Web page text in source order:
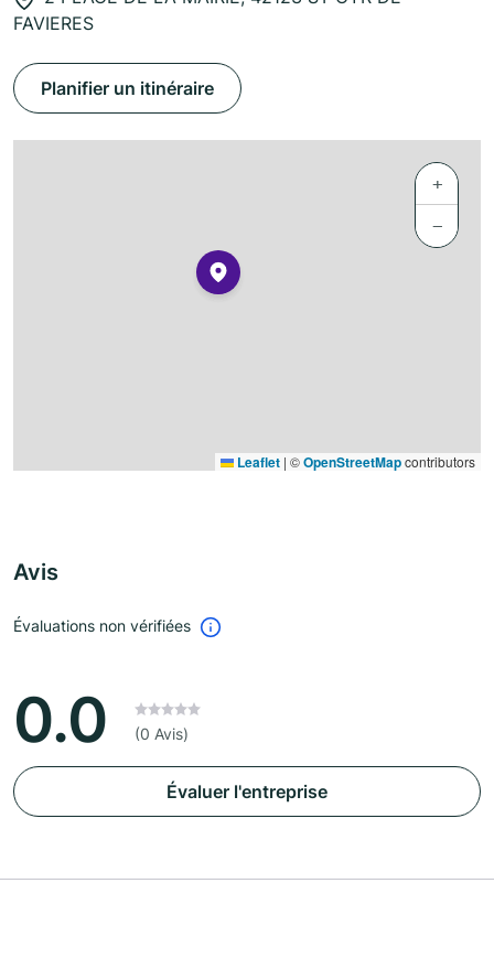
FAVIERES
Planifier un itinéraire
+
−
Leaflet | ©OpenStreetMapcontributors
Avis
Évaluations non vérifiées
0.0 (0 Avis)
Évaluer l'entreprise